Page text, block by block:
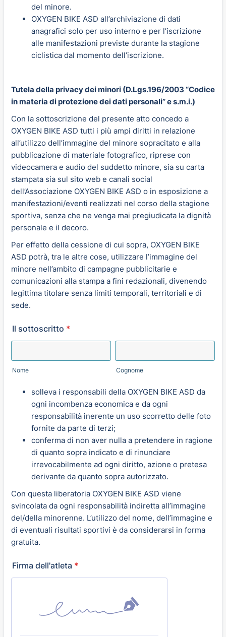
del minore.
OXYGEN BIKE ASD all’archiviazione di dati
anagrafici solo per uso interno e per l’iscrizione
alle manifestazioni previste durante la stagione
ciclistica dal momento dell’iscrizione.
Tutela della privacy dei minori (D.Lgs.196/2003 “Codice
in materia di protezione dei dati personali” e s.m.i.)
Con la sottoscrizione del presente atto concedo a
OXYGEN BIKE ASD tutti i più ampi diritti in relazione
all’utilizzo dell’immagine del minore sopracitato e alla
pubblicazione di materiale fotografico, riprese con
videocamera e audio del suddetto minore, sia su carta
stampata sia sul sito web e canali social
dell’Associazione OXYGEN BIKE ASD o in esposizione a
manifestazioni/eventi realizzati nel corso della stagione
sportiva, senza che ne venga mai pregiudicata la dignità
personale e il decoro.
Per effetto della cessione di cui sopra, OXYGEN BIKE
ASD potrà, tra le altre cose, utilizzare l’immagine del
minore nell’ambito di campagne pubblicitarie e
comunicazioni alla stampa a fini redazionali, divenendo
legittima titolare senza limiti temporali, territoriali e di
sede.
Il sottoscritto *
Nome Cognome
solleva i responsabili della OXYGEN BIKE ASD da
ogni incombenza economica e da ogni
responsabilità inerente un uso scorretto delle foto
fornite da parte di terzi;
conferma di non aver nulla a pretendere in ragione
di quanto sopra indicato e di rinunciare
irrevocabilmente ad ogni diritto, azione o pretesa
derivante da quanto sopra autorizzato.
Con questa liberatoria OXYGEN BIKE ASD viene
svincolata da ogni responsabilità indiretta all’immagine
del/della minorenne. L’utilizzo del nome, dell’immagine e
di eventuali risultati sportivi è da considerarsi in forma
gratuita.
Firma dell'atleta *